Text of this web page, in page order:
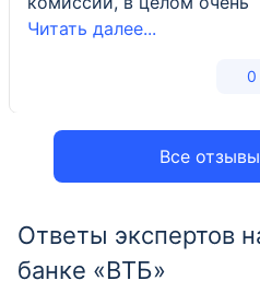
Все
Читать далее...
0
Ответы экспертов
банке «ВТБ»